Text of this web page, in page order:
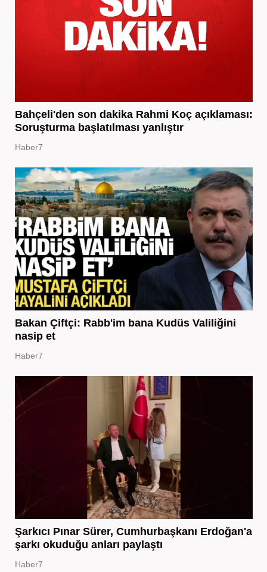
Bahçeli'den son dakika Rahmi Koç açıklaması:
Soruşturma başlatılması yanlıştır
Haber7
Bakan Çiftçi: Rabb'im bana Kudüs Valiliğini
nasip et
Haber7
Şarkıcı Pınar Sürer, Cumhurbaşkanı Erdoğan'a
şarkı okuduğu anları paylaştı
Haber7